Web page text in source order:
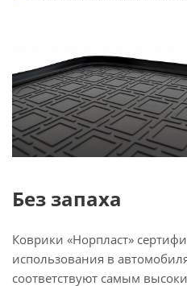
Без запаха
Коврики «Норпласт»
использования в
соответствуют самым